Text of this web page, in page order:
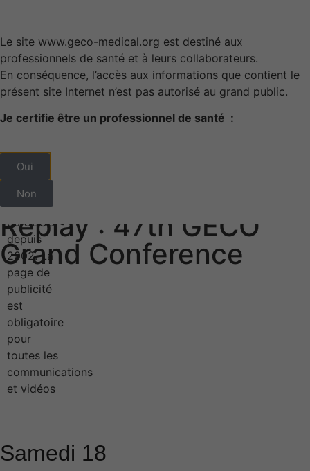
Replay : 47th GECO
Grand Conference
Samedi 18
Le site www.geco-medical.org est destiné aux
professionnels de santé et à leurs collaborateurs.
En conséquence, l’accès aux informations que contient le
présent site Internet n’est pas autorisé au grand public.
Je certifie être un professionnel de santé :
Oui
Non